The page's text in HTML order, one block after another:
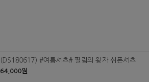
(DS180617) #여름셔츠# 필림의 왕자 쉬폰셔츠
64,000원